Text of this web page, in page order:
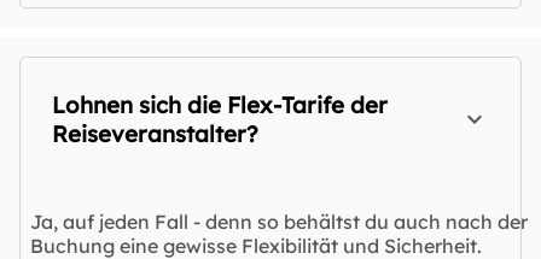
Lohnen sich die Flex-Tarife der
Reiseveranstalter?
Ja, auf jeden Fall - denn so behältst du auch nach der
Buchung eine gewisse Flexibilität und Sicherheit.